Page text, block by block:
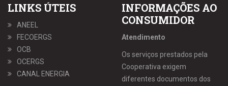
LINKS ÚTEIS
ANEEL
FECOERGS
OCB
OCERGS
CANAL ENERGIA
INFORMAÇÕES AO
CONSUMIDOR
Atendimento
Os serviços prestados pela
Cooperativa exigem
diferentes documentos dos